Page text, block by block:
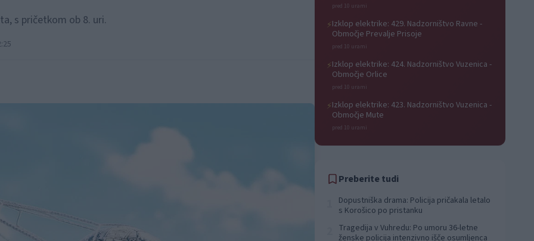
s pričetkom ob 8. uri.
pred 10 urami
⚡Izklop elektrike: 429. Nadzorništvo Ravne -
Območje Prevalje Prisoje
pred 10 urami
⚡Izklop elektrike: 424. Nadzorništvo Vuzenica -
Območje Orlice
pred 10 urami
⚡Izklop elektrike: 423. Nadzorništvo Vuzenica -
Območje Mute
pred 10 urami
Preberite tudi
Dopustniška drama: Policija pričakala letalo
s Korošico po pristanku
Tragedija v Vuhredu: Po umoru 36-letne
ženske policija intenzivno išče osumljenca